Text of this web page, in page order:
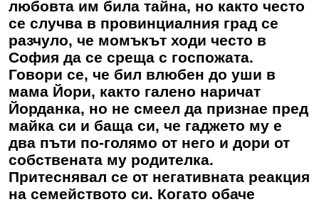
любовта им била тайна, но както често
се случва в провинциалния град се
разчуло, че момъкът ходи често в
София да се среща с госпожата.
Говори се, че бил влюбен до уши в
мама Йори, както галено наричат
Йорданка, но не смеел да признае пред
майка си и баща си, че гаджето му е
два пъти по-голямо от него и дори от
собствената му родителка.
Притеснявал се от негативната реакция
на семейството си. Когато обаче